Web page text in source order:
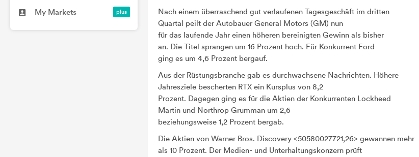
My Markets
Nach einem überraschend gut verlaufenen Tagesgeschäft im dritten
Quartal peilt der Autobauer General Motors (GM) nun
für das laufende Jahr einen höheren bereinigten Gewinn als bisher
ging es um 4,6 Prozent bergauf.
Aus der Rüstungsbranche gab es durchwachsene Nachrichten. Höhere
Jahresziele bescherten RTX ein Kursplus von 8,2
Prozent. Dagegen ging es für die Aktien der Konkurrenten Lockheed
Martin und Northrop Grumman um 2,6
beziehungsweise 1,2 Prozent bergab.
Die Aktien von Warner Bros. Discovery <50580027721,26> gewannen mehr
als 10 Prozent. Der Medien- und Unterhaltungskonzern prüft